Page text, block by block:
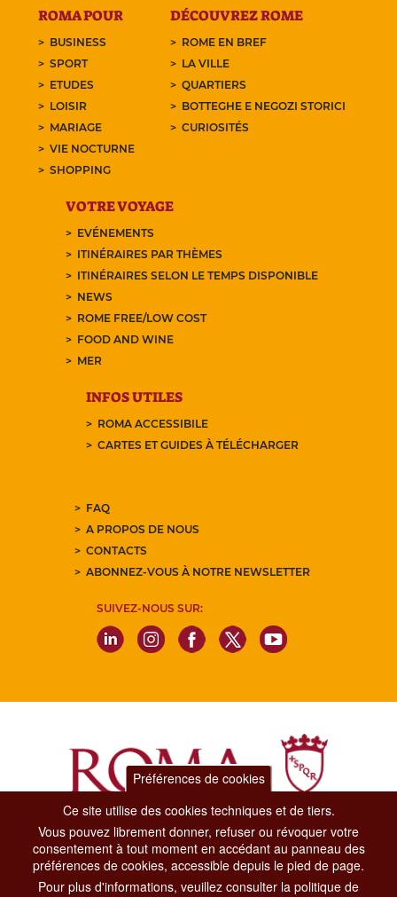
ROMA POUR
BUSINESS
SPORT
ETUDES
LOISIR
MARIAGE
VIE NOCTURNE
SHOPPING
DÉCOUVREZ ROME
ROME EN BREF
LA VILLE
QUARTIERS
BOTTEGHE E NEGOZI STORICI
CURIOSITÉS
VOTRE VOYAGE
EVÉNEMENTS
ITINÉRAIRES PAR THÈMES
ITINÉRAIRES SELON LE TEMPS DISPONIBLE
NEWS
ROME FREE/LOW COST
FOOD AND WINE
MER
INFOS UTILES
ROMA ACCESSIBILE
CARTES ET GUIDES À TÉLÉCHARGER
FAQ
A PROPOS DE NOUS
CONTACTS
ABONNEZ-VOUS À NOTRE NEWSLETTER
SUIVEZ-NOUS SUR:
Dipartimento Grandi Eventi, Sport, Turismo e Moda.
Via di San Basilio, 51
00187 Roma
Préférences de cookies
Ce site utilise des cookies techniques et de tiers.
Vous pouvez librement donner, refuser ou révoquer votre
consentement à tout moment en accédant au panneau des
préférences de cookies, accessible depuis le pied de page.
Pour plus d'informations, veuillez consulter la politique de